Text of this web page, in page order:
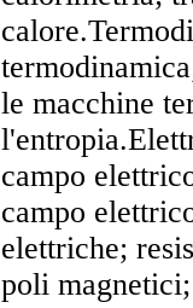
le macchine
campo
campo
elettriche;
poli